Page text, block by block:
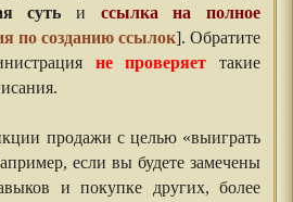
суть и ссылка на полное
по созданию ссылок]. Обратите
не проверяет такие
продажи с целью «выиграть
если вы будете замечены
и покупке других, более